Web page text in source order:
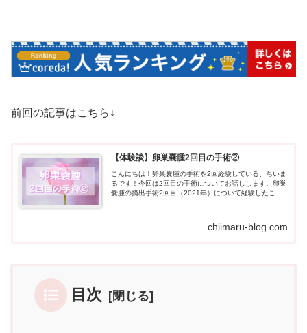
前回の記事はこちら↓
【体験談】卵巣嚢腫2回目の手術②
こんにちは！卵巣嚢腫の手術を2回経験している、ちいま
るです！今回は2回目の手術についてお話しします。卵巣
嚢腫の摘出手術2回目（2021年）について経験したこと
chiimaru-blog.com
目次